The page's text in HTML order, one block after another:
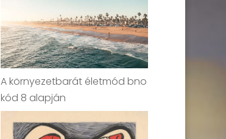
A környezetbarát életmód bno
kód 8 alapján